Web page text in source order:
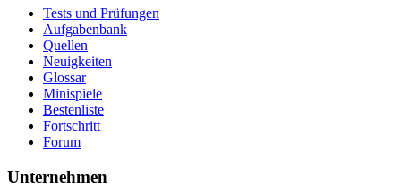
Tests und Prüfungen
Aufgabenbank
Quellen
Neuigkeiten
Glossar
Minispiele
Bestenliste
Fortschritt
Forum
Unternehmen